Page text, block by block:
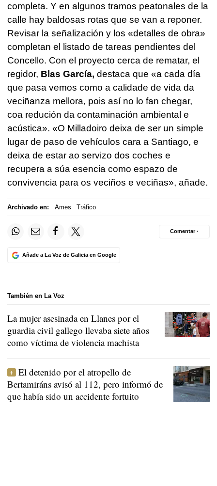
completa. Y en algunos tramos peatonales de la
calle hay baldosas rotas que se van a reponer.
Revisar la señalización y los «detalles de obra»
completan el listado de tareas pendientes del
Concello. Con el proyecto cerca de rematar, el
regidor, Blas García, destaca que «a cada día
que pasa vemos como a calidade de vida da
veciñanza mellora, pois así no lo fan chegar,
coa redución da contaminación ambiental e
acústica». «O Milladoiro deixa de ser un simple
lugar de paso de vehículos cara a Santiago, e
deixa de estar ao servizo dos coches e
recupera a súa esencia como espazo de
convivencia para os veciños e veciñas», añade.
Archivado en: Ames Tráfico
Añade a La Voz de Galicia en Google
Comentar ·
También en La Voz
La mujer asesinada en Llanes por el
guardia civil gallego llevaba siete años
como víctima de violencia machista
El detenido por el atropello de
Bertamiráns avisó al 112, pero informó de
que había sido un accidente fortuito